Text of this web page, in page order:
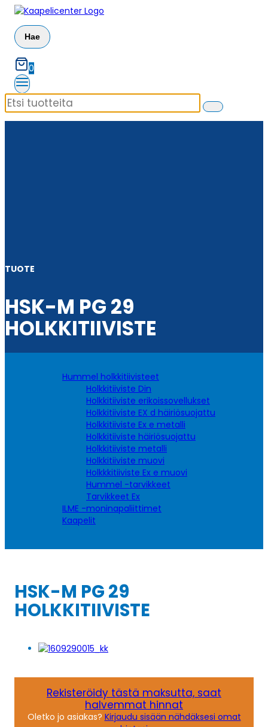
Siirry
sisältöön
Hae
0
TUOTE
HSK-M PG 29
HOLKKITIIVISTE
Hummel holkkitiivisteet
Holkkitiiviste Din
Holkkitiiviste erikoissovellukset
Holkkitiiviste EX d häiriösuojattu
Holkkitiiviste Ex e metalli
Holkkitiiviste häiriösuojattu
Holkkitiiviste metalli
Holkkitiiviste muovi
Holkkkitiiviste Ex e muovi
Hummel -tarvikkeet
Tarvikkeet Ex
ILME -moninapaliittimet
Kaapelit
HSK-M PG 29
HOLKKITIIVISTE
Rekisteröidy tästä maksutta, saat
halvemmat hinnat
Oletko jo asiakas? Kirjaudu sisään nähdäksesi omat